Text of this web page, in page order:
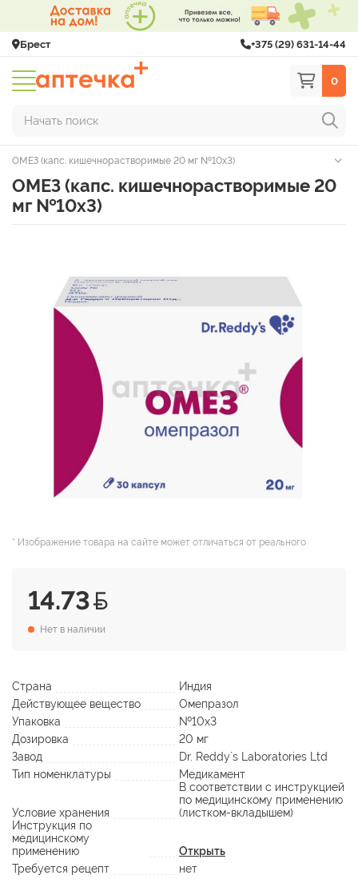
Брест +375 (29) 631-14-44
0
Начать поиск
ОМЕЗ (капс. кишечнорастворимые 20 мг №10х3)
ОМЕЗ (капс. кишечнорастворимые 20
мг №10х3)
* Изображение товара на сайте может отличаться от реального.
14.73
Нет в наличии
Страна
Индия
Действующее вещество
Омепразол
Упаковка
№10х3
Дозировка
20 мг
Завод
Dr. Reddy`s Laboratories Ltd
Тип номенклатуры
Медикамент
Условие хранения
В соответствии с инструкцией
по медицинскому применению
(листком-вкладышем)
Инструкция по
медицинскому
применению
Открыть
Требуется рецепт
нет